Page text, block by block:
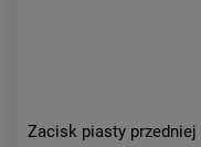
Zacisk piasty przedniej